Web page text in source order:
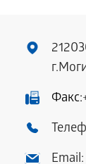
Факс:
Email: